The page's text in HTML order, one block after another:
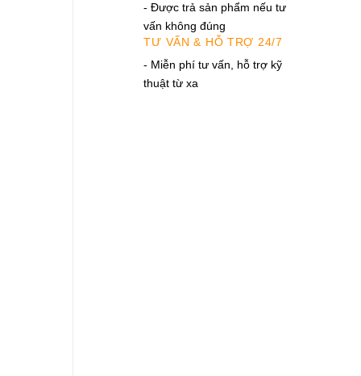
- Được trả sản phẩm nếu tư
vấn không đúng
TƯ VẤN & HỖ TRỢ 24/7
- Miễn phí tư vấn, hỗ trợ kỹ
thuật từ xa